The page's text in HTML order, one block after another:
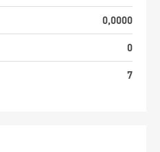
0,0000
0
7